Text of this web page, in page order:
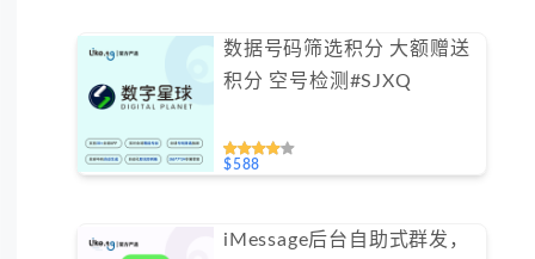
数据号码筛选积分 大额赠送
积分 空号检测#SJXQ
$588
iMessage后台自助式群发，